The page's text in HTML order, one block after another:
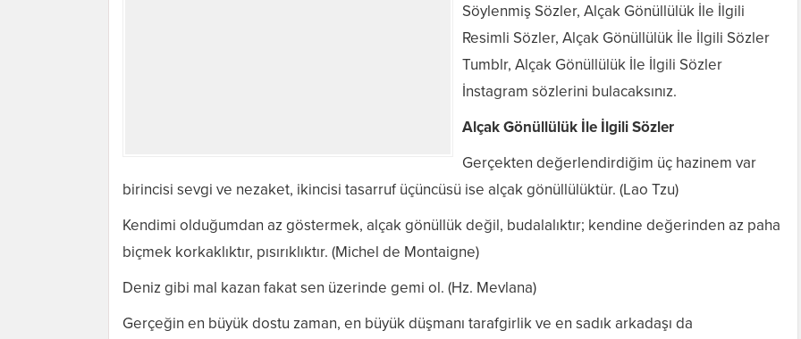
Söylenmiş Sözler, Alçak Gönüllülük İle İlgili
Resimli Sözler, Alçak Gönüllülük İle İlgili Sözler
Tumblr, Alçak Gönüllülük İle İlgili Sözler
İnstagram sözlerini bulacaksınız.
Alçak Gönüllülük İle İlgili Sözler
Gerçekten değerlendirdiğim üç hazinem var
birincisi sevgi ve nezaket, ikincisi tasarruf üçüncüsü ise alçak gönüllülüktür. (Lao Tzu)
Kendimi olduğumdan az göstermek, alçak gönüllük değil, budalalıktır; kendine değerinden az paha
biçmek korkaklıktır, pısırıklıktır. (Michel de Montaigne)
Deniz gibi mal kazan fakat sen üzerinde gemi ol. (Hz. Mevlana)
Gerçeğin en büyük dostu zaman, en büyük düşmanı tarafgirlik ve en sadık arkadaşı da